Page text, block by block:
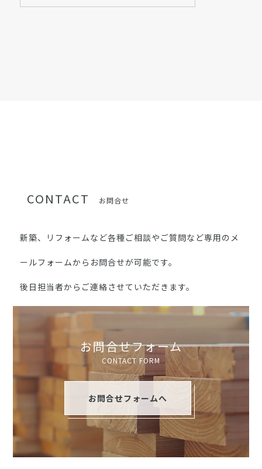
CONTACT お問合せ
新築、リフォームなど各種ご相談やご質問など専用のメ
ールフォームからお問合せが可能です。
後日担当者からご連絡させていただきます。
お問合せフォーム
CONTACT FORM
お問合せフォームへ